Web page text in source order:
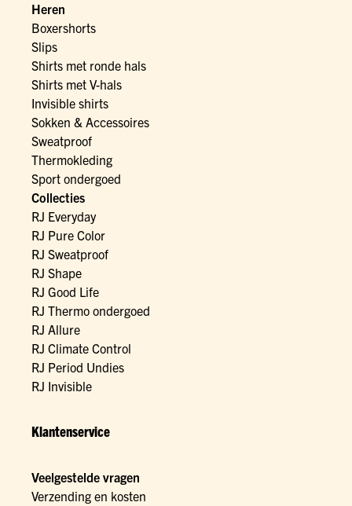
Heren
Boxershorts
Slips
Shirts met ronde hals
Shirts met V-hals
Invisible shirts
Sokken & Accessoires
Sweatproof
Thermokleding
Sport ondergoed
Collecties
RJ Everyday
RJ Pure Color
RJ Sweatproof
RJ Shape
RJ Good Life
RJ Thermo ondergoed
RJ Allure
RJ Climate Control
RJ Period Undies
RJ Invisible
Klantenservice
Veelgestelde vragen
Verzending en kosten